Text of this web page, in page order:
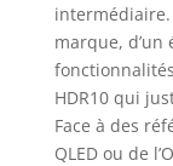
marque, d’un
HDR10 qui
Face à des
QLED ou de